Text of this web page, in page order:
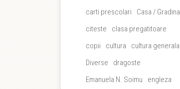
carti prescolari
Casa / Gradina
citeste
clasa pregatitoare
copii
cultura
cultura generala
Diverse
dragoste
Emanuela N. Soimu
engleza